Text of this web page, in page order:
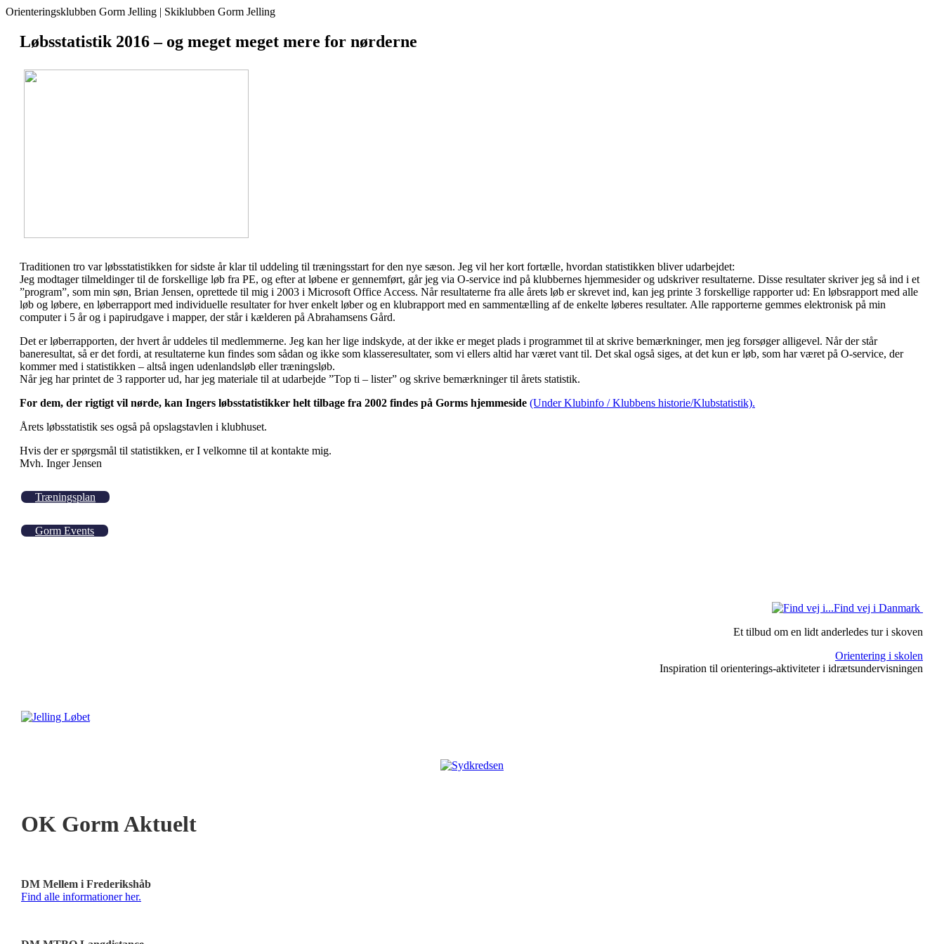
Orienteringsklubben Gorm Jelling | Skiklubben Gorm Jelling
Løbsstatistik 2016 – og meget meget mere for nørderne
Traditionen tro var løbsstatistikken for sidste år klar til uddeling til træningsstart for den nye sæson. Jeg vil her kort fortælle, hvordan statistikken bliver udarbejdet:
Jeg modtager tilmeldinger til de forskellige løb fra PE, og efter at løbene er gennemført, går jeg via O-service ind på klubbernes hjemmesider og udskriver resultaterne. Disse resultater skriver jeg så ind i et
”program”, som min søn, Brian Jensen, oprettede til mig i 2003 i Microsoft Office Access. Når resultaterne fra alle årets løb er skrevet ind, kan jeg printe 3 forskellige rapporter ud: En løbsrapport med alle
løb og løbere, en løberrapport med individuelle resultater for hver enkelt løber og en klubrapport med en sammentælling af de enkelte løberes resultater. Alle rapporterne gemmes elektronisk på min
computer i 5 år og i papirudgave i mapper, der står i kælderen på Abrahamsens Gård.
Det er løberrapporten, der hvert år uddeles til medlemmerne. Jeg kan her lige indskyde, at der ikke er meget plads i programmet til at skrive bemærkninger, men jeg forsøger alligevel. Når der står
baneresultat, så er det fordi, at resultaterne kun findes som sådan og ikke som klasseresultater, som vi ellers altid har været vant til. Det skal også siges, at det kun er løb, som har været på O-service, der
kommer med i statistikken – altså ingen udenlandsløb eller træningsløb.
Når jeg har printet de 3 rapporter ud, har jeg materiale til at udarbejde ”Top ti – lister” og skrive bemærkninger til årets statistik.
For dem, der rigtigt vil nørde, kan Ingers løbsstatistikker helt tilbage fra 2002 findes på Gorms hjemmeside (Under Klubinfo / Klubbens historie/Klubstatistik).
Årets løbsstatistik ses også på opslagstavlen i klubhuset.
Hvis der er spørgsmål til statistikken, er I velkomne til at kontakte mig.
Mvh. Inger Jensen
Træningsplan
Gorm Events
Find vej i Danmark
Et tilbud om en lidt anderledes tur i skoven
Orientering i skolen
Inspiration til orienterings-aktiviteter i idrætsundervisningen
OK Gorm Aktuelt
DM Mellem i Frederikshåb
Find alle informationer her.